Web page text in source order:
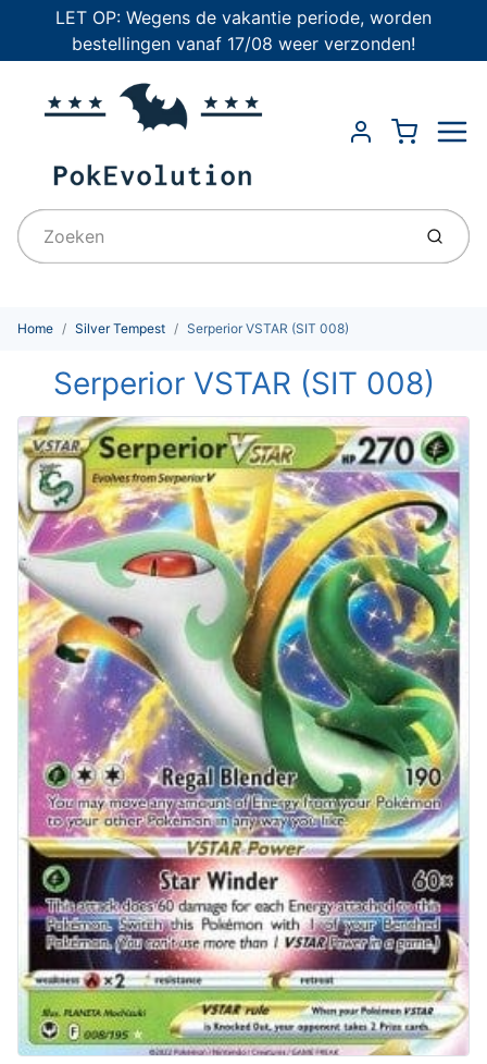
LET OP: Wegens de vakantie periode, worden
bestellingen vanaf 17/08 weer verzonden!
Account
Cart
Home Silver Tempest Serperior VSTAR (SIT 008)
Serperior VSTAR (SIT 008)